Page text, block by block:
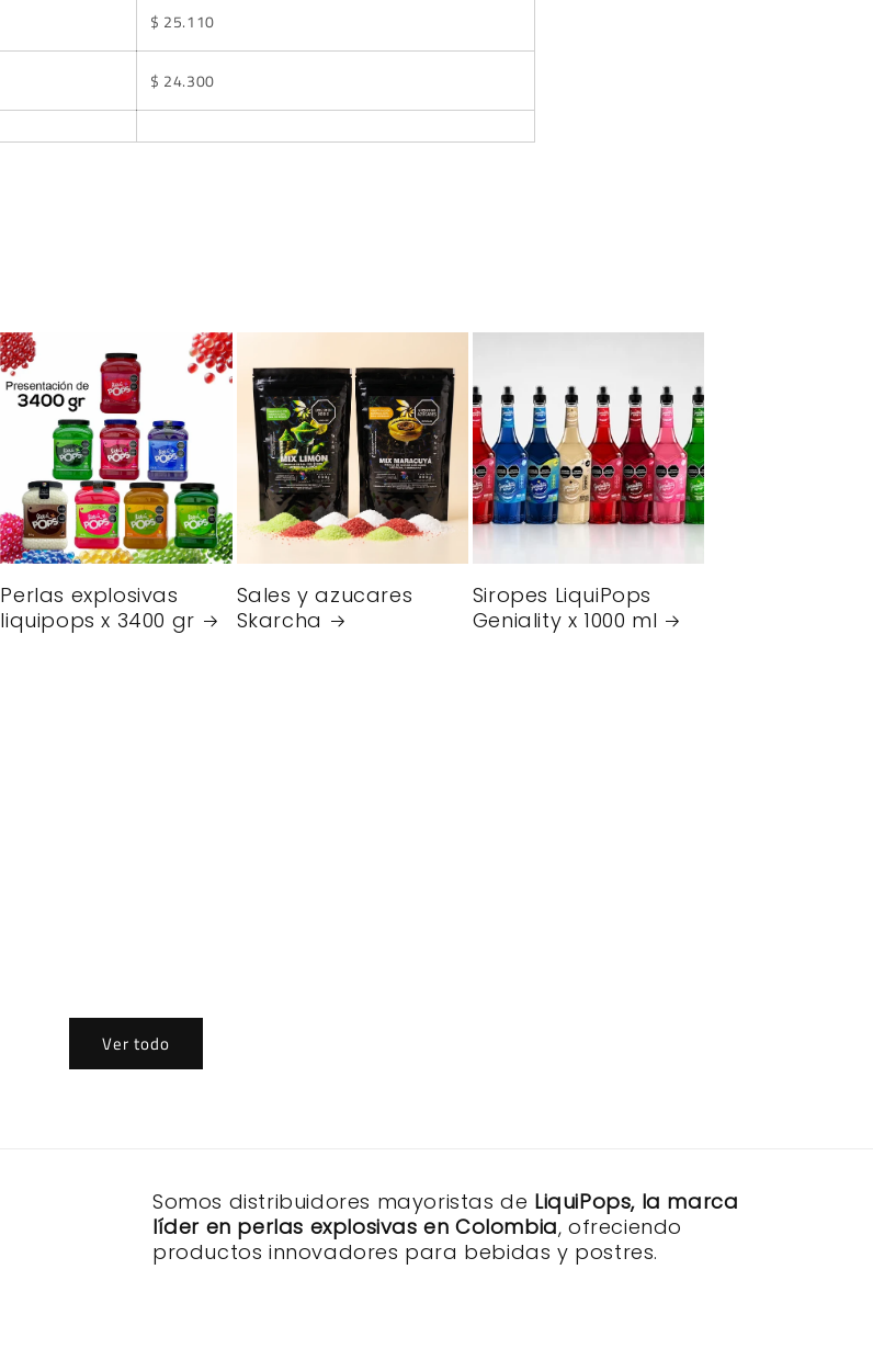
$ 25.110
$ 24.300
Perlas explosivas
liquipops x 3400 gr
Sales y azucares
Skarcha
Siropes LiquiPops
Geniality x 1000 ml
Ver todo
Somos distribuidores mayoristas de LiquiPops, la marca
líder en perlas explosivas en Colombia, ofreciendo
productos innovadores para bebidas y postres.